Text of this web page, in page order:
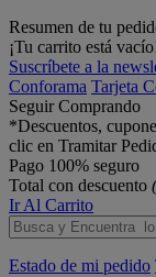
Resumen de tu
¡Tu carrito está
Suscríbete a la
Conforama Tarjeta
Seguir Comprando
*Descuentos,
clic en Tramitar
Pago 100% seguro
Total con descuento
Ir Al Carrito
Estado de mi pedido